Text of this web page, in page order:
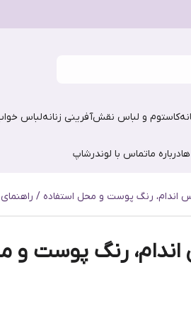
کاستوم و لباس نقش‌آفرینی زنانهلباس
درباره ماتماس با لوندرشاپ
اندام، رنگ پوست و محل استفاده / راهنمای
اندام، رنگ پوست و